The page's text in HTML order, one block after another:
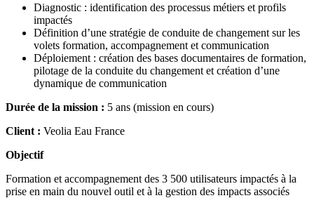
Diagnostic : identification des processus métiers et profils
impactés
Définition d’une stratégie de conduite de changement sur les
volets formation, accompagnement et communication
Déploiement : création des bases documentaires de formation,
pilotage de la conduite du changement et création d’une
dynamique de communication
Durée de la mission : 5 ans (mission en cours)
Client : Veolia Eau France
Objectif
Formation et accompagnement des 3 500 utilisateurs impactés à la
prise en main du nouvel outil et à la gestion des impacts associés